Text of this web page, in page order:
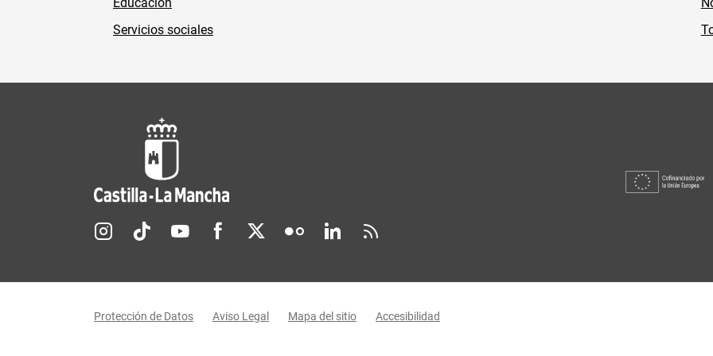
Servicios sociales
Redes sociales JCCM
Protección de Datos Aviso Legal Mapa del sitio Accesibilidad